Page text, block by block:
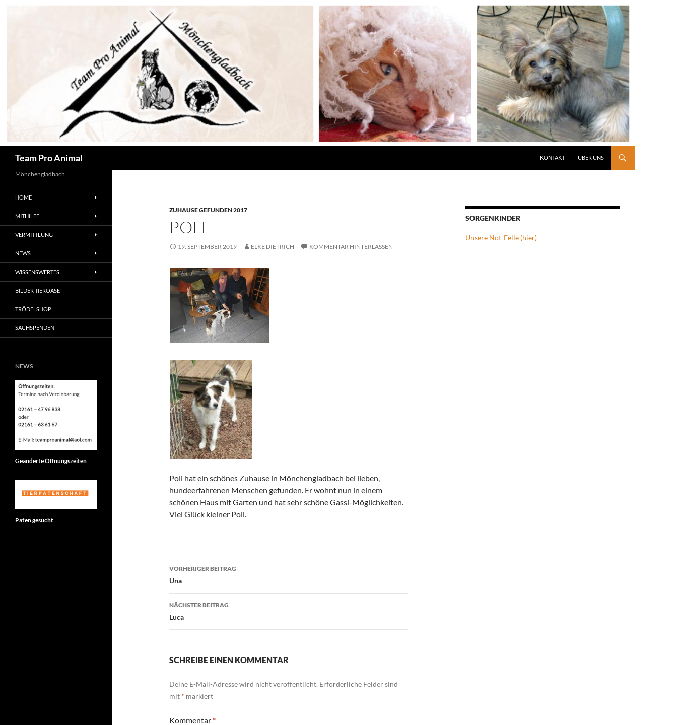
Team Pro Animal KONTAKT ÜBER UNS
ZUHAUSE GEFUNDEN 2017
POLI
19. SEPTEMBER 2019 ELKE DIETRICH KOMMENTAR HINTERLASSEN
Poli hat ein schönes Zuhause in Mönchengladbach bei lieben,
hundeerfahrenen Menschen gefunden. Er wohnt nun in einem
schönen Haus mit Garten und hat sehr schöne Gassi-Möglichkeiten.
Viel Glück kleiner Poli.
Beitragsnavigation
VORHERIGER BEITRAG
Una
NÄCHSTER BEITRAG
Luca
SCHREIBE EINEN KOMMENTAR
Deine E-Mail-Adresse wird nicht veröffentlicht. Erforderliche Felder sind
mit * markiert
Kommentar *
SORGENKINDER
Unsere Not-Felle (hier)
Mönchengladbach
HOME
MITHILFE
VERMITTLUNG
NEWS
WISSENSWERTES
BILDER TIEROASE
TRÖDELSHOP
SACHSPENDEN
NEWS
Geänderte Öffnungszeiten
Paten gesucht